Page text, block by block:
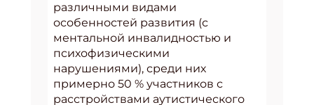
различными видами
особенностей развития (с
ментальной инвалидностью и
психофизическими
нарушениями), среди них
примерно 50 % участников с
расстройствами аутистического